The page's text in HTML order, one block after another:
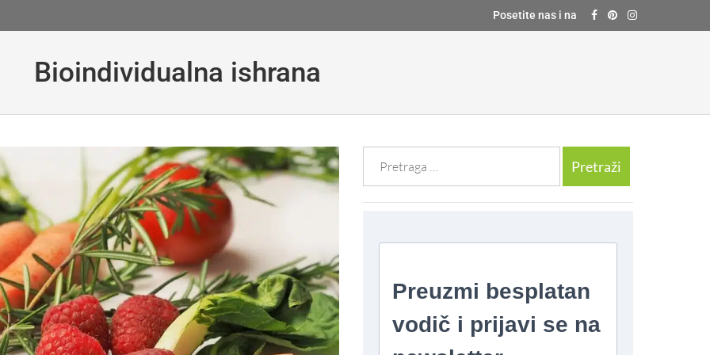
Posetite nas i na
Bioindividualna ishrana